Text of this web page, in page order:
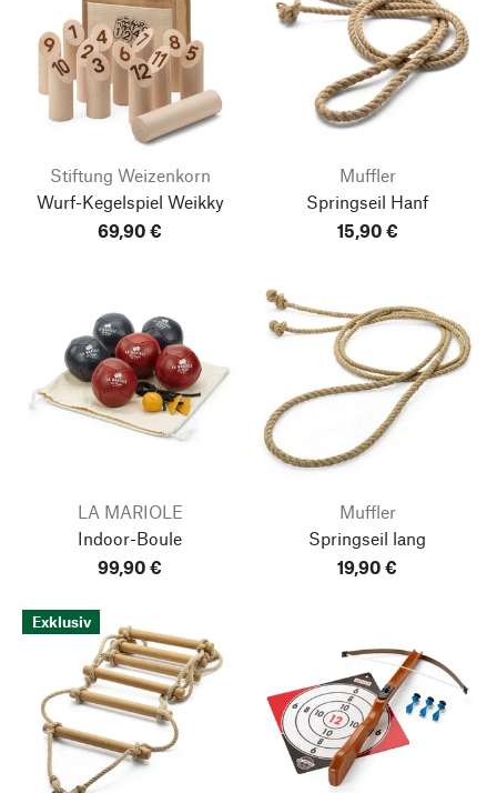
Stiftung Weizenkorn
Wurf-Kegelspiel Weikky
69,90 €
Muffler
Springseil Hanf
15,90 €
LA MARIOLE
Indoor-Boule
99,90 €
Muffler
Springseil lang
19,90 €
Exklusiv